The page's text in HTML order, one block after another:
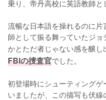
乗り、帝丹高校に英語教師と
流暢な日本語を操れるのに
師として振る舞っていたジ
かとただ者じゃない感を醸し
FBIの捜査官でした。
初登場時にシューティング
いましたが、この描写も伏線